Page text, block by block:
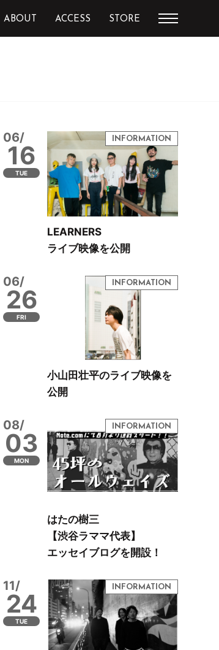
ABOUT ACCESS STORE
06/
16
TUE
LEARNERS
ライブ映像を公開
06/
26
FRI
小山田壮平のライブ映像を
公開
08/
03
MON
はたの樹三
【渋谷ラママ代表】
エッセイブログを開設！
11/
24
TUE